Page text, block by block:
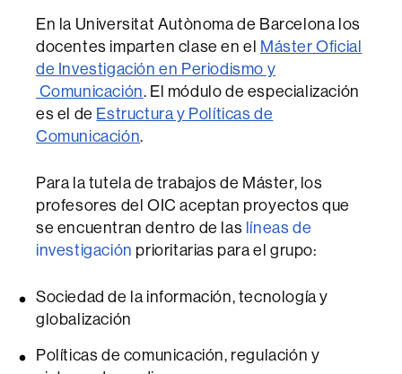
En la Universitat Autònoma de Barcelona los
docentes imparten clase en el Máster Oficial
de Investigación en Periodismo y
Comunicación. El módulo de especialización
es el de Estructura y Políticas de
Comunicación.
Para la tutela de trabajos de Máster, los
profesores del OIC aceptan proyectos que
se encuentran dentro de las líneas de
investigación prioritarias para el grupo:
Sociedad de la información, tecnología y
globalización
Políticas de comunicación, regulación y